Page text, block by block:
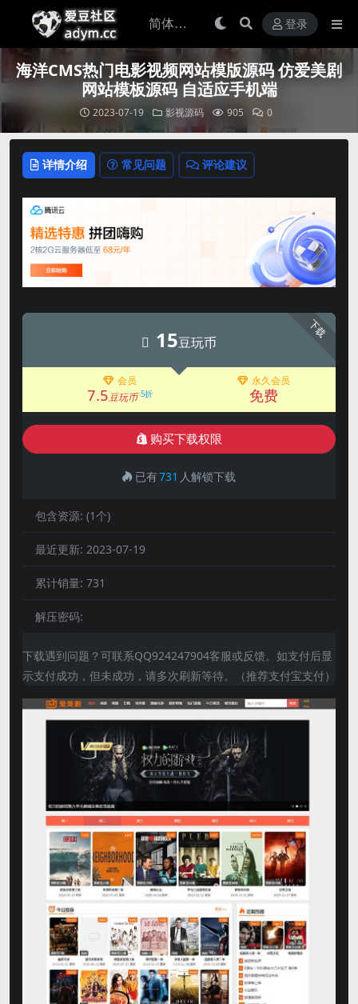
登录
海洋CMS热门电影视频网站模版源码 仿爱美剧
网站模板源码 自适应手机端
2023-07-19 影视源码 905 0
详情介绍 常见问题 评论建议
下载
15豆玩币
会员
7.5豆玩币 5折
永久会员
免费
购买下载权限
已有731 人解锁下载
包含资源: (1个)
最近更新: 2023-07-19
累计销量: 731
解压密码:
下载遇到问题？可联系QQ924247904客服或反馈。如支付后显
示支付成功，但未成功，请多次刷新等待。（推荐支付宝支付）